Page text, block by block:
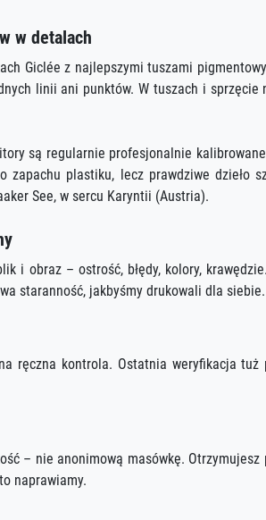
w detalach
Giclée z najlepszymi tuszami
linii ani punktów. W tuszach i sprzęcie
są regularnie profesjonalnie
zapachu plastiku, lecz prawdziwe dzieło
See, w sercu Karyntii (Austria).
i obraz – ostrość, błędy, kolory,
staranność, jakbyśmy drukowali dla siebie.
ręczna kontrola. Ostatnia weryfikacja tuż
– nie anonimową masówkę. Otrzymujesz
naprawiamy.